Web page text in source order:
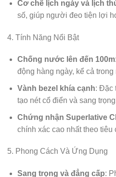
Cơ chế lịch ngày và lịch
số, giúp người đeo tiện lợi
4. Tính Năng Nổi Bật
Chống nước lên đến 100m
động hàng ngày, kể cả
Vành bezel khía cạnh: Đặc
tạo nét cổ điển và sang
Chứng nhận Superlative
chính xác cao nhất theo tiêu
5. Phong Cách Và Ứng Dụng
Sang trọng và đẳng cấp: